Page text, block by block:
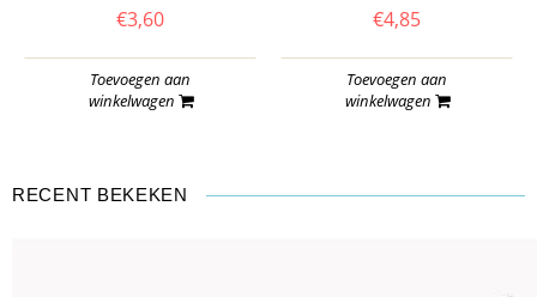
€3,60
Toevoegen aan
winkelwagen
€4,85
Toevoegen aan
winkelwagen
RECENT BEKEKEN